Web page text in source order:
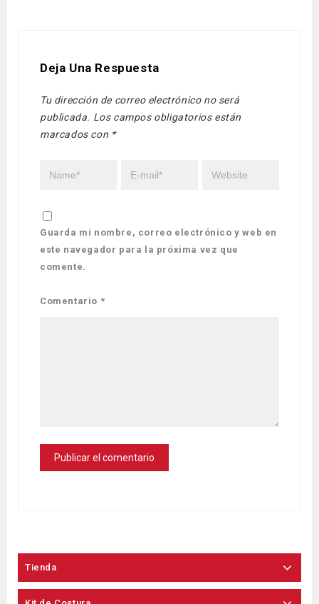
Deja Una Respuesta
Tu dirección de correo electrónico no será
publicada. Los campos obligatorios están
marcados con *
Guarda mi nombre, correo electrónico y web en
este navegador para la próxima vez que
comente.
Comentario *
Tienda